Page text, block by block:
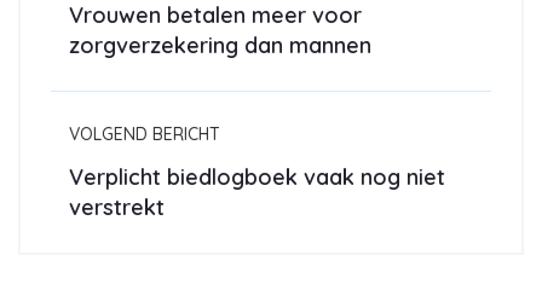
Vrouwen betalen meer voor
zorgverzekering dan mannen
VOLGEND BERICHT
Verplicht biedlogboek vaak nog niet
verstrekt